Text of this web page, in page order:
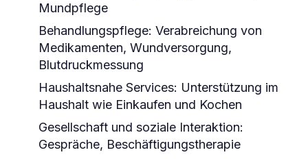
Mundpflege
Behandlungspflege: Verabreichung von
Medikamenten, Wundversorgung,
Blutdruckmessung
Haushaltsnahe Services: Unterstützung im
Haushalt wie Einkaufen und Kochen
Gesellschaft und soziale Interaktion:
Gespräche, Beschäftigungstherapie